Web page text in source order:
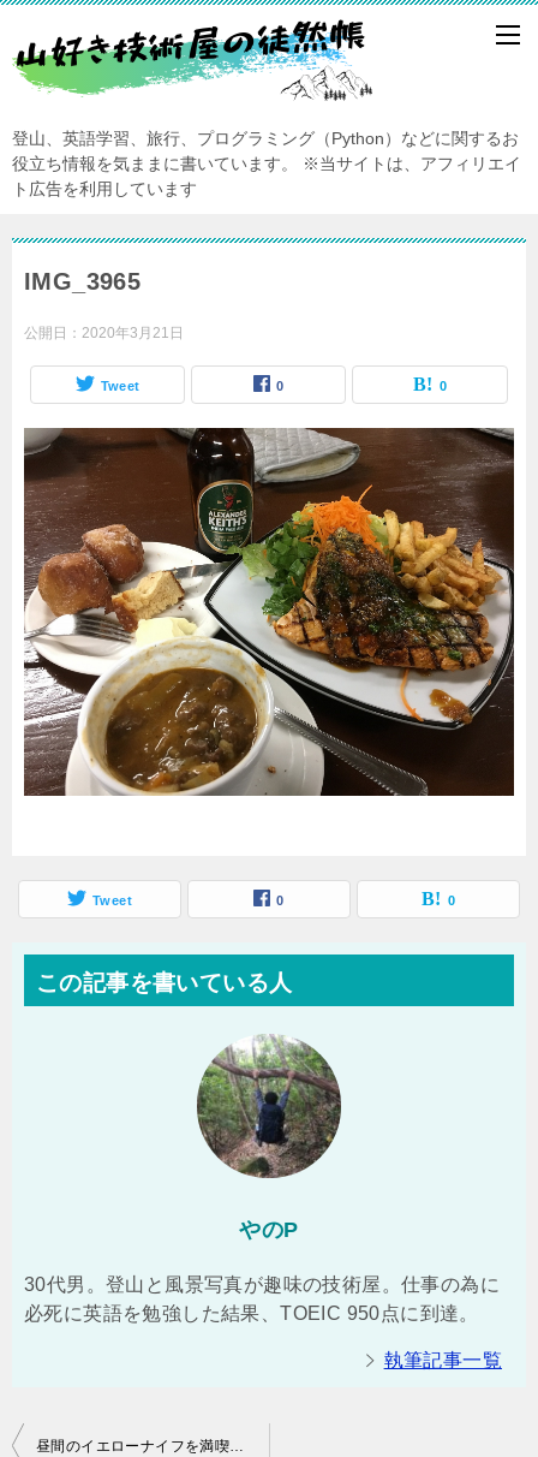
登山、英語学習、旅行、プログラミング（Python）などに関するお
役立ち情報を気ままに書いています。
※当サイトは、アフィリエイ
ト広告を利用しています
IMG_3965
公開日： 2020年3月21日
Tweet 0 0
Tweet 0 0
この記事を書いている人
やのP
30代男。登山と風景写真が趣味の技術屋。仕事の為に
必死に英語を勉強した結果、TOEIC 950点に到達。
執筆記事一覧
投
昼間のイエローナイフを満喫しよう！